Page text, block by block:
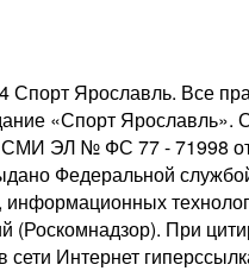
Спорт Ярославль. Все
«Спорт Ярославль».
СМИ ЭЛ № ФС 77 - 71998
Федеральной
информационных
(Роскомнадзор). При
сети Интернет